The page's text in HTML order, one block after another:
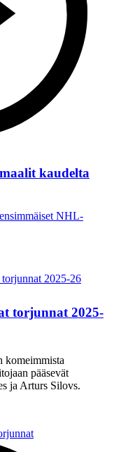
kaudelta
NHL-
torjunnat 2025-
komeimmista
pääsevät
ja Arturs Silovs.